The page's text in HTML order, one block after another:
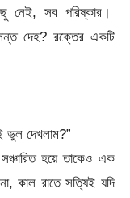
নেই, সব পরিষ্কার।
দেহ? রক্তের একটি
ভুল দেখলাম?”
হয়ে তাকেও এক
কাল রাতে সত্যিই যদি